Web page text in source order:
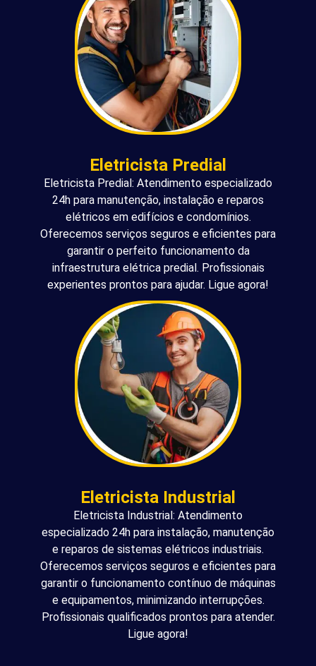
Eletricista Predial
Eletricista Predial: Atendimento especializado
24h para manutenção, instalação e reparos
elétricos em edifícios e condomínios.
Oferecemos serviços seguros e eficientes para
garantir o perfeito funcionamento da
infraestrutura elétrica predial. Profissionais
experientes prontos para ajudar. Ligue agora!
Eletricista Industrial
Eletricista Industrial: Atendimento
especializado 24h para instalação, manutenção
e reparos de sistemas elétricos industriais.
Oferecemos serviços seguros e eficientes para
garantir o funcionamento contínuo de máquinas
e equipamentos, minimizando interrupções.
Profissionais qualificados prontos para atender.
Ligue agora!